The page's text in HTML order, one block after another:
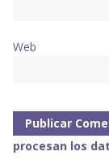
Web
procesan los